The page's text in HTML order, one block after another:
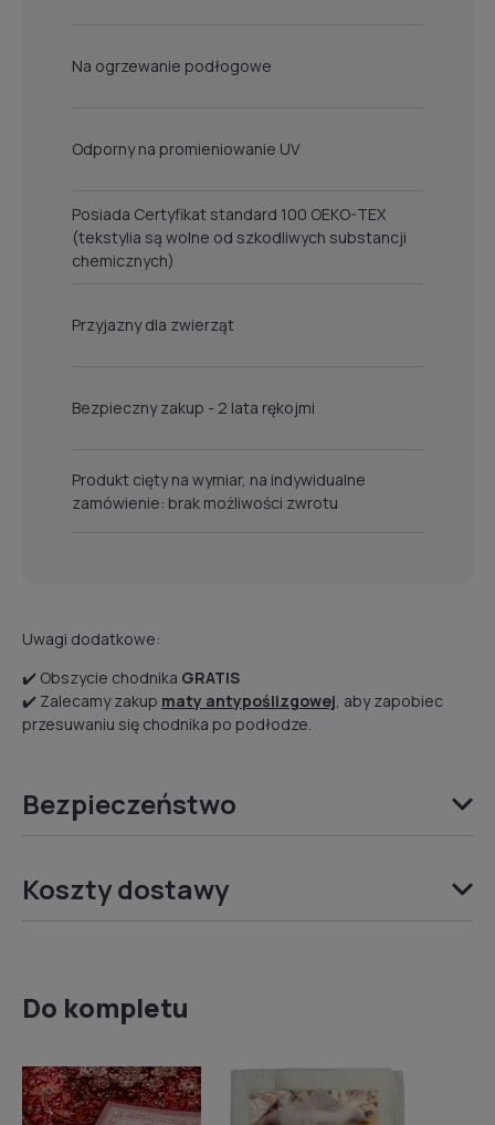
Na ogrzewanie podłogowe
Odporny na promieniowanie UV
Posiada Certyfikat standard 100 OEKO-TEX
(tekstylia są wolne od szkodliwych substancji
chemicznych)
Przyjazny dla zwierząt
Bezpieczny zakup - 2 lata rękojmi
Produkt cięty na wymiar, na indywidualne
zamówienie: brak możliwości zwrotu
Uwagi dodatkowe:
✔️ Obszycie chodnika GRATIS
✔️ Zalecamy zakup maty antypoślizgowej, aby zapobiec
przesuwaniu się chodnika po podłodze.
Bezpieczeństwo
Koszty dostawy
Do kompletu